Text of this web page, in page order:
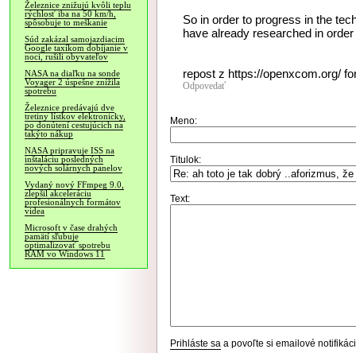
Železnice znižujú kvôli teplu
rýchlosť iba na 50 km/h,
spôsobuje to meškanie
Súd zakázal samojazdiacim
Google taxíkom dobíjanie v
noci, rušili obyvateľov
NASA na diaľku na sonde
Voyager 2 úspešne znížila
spotrebu
Železnice predávajú dve
tretiny lístkov elektronicky,
po donútení cestujúcich na
takýto nákup
NASA pripravuje ISS na
inštaláciu posledných
nových solárnych panelov
Vydaný nový FFmpeg 9.0,
zlepšil akceleráciu
profesionálnych formátov
videa
Microsoft v čase drahých
pamätí sľubuje
optimalizovať spotrebu
RAM vo Windows 11
So in order to progress in the
have already researched in
repost z https://openxcom.org/
Odpovedať
Meno:
Titulok:
Text:
Prihláste sa a povoľte si emailové